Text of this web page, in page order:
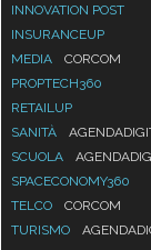
INNOVATION POST
INSURANCEUP
MEDIA
CORCOM
PROPTECH360
RETAILUP
SANITÀ
SCUOLA
SPACECONOMY360
TELCO
CORCOM
TURISMO